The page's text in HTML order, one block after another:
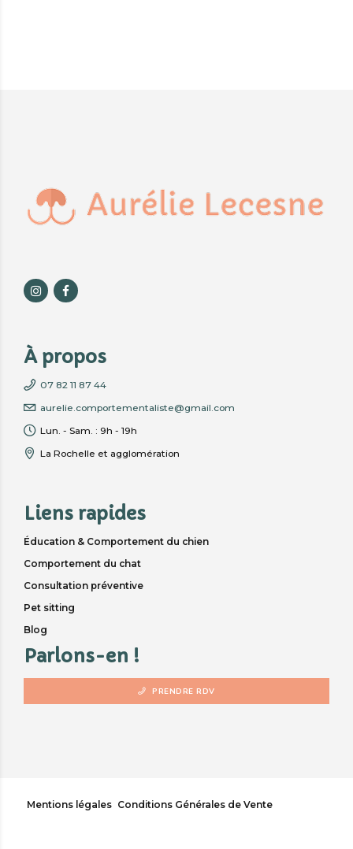
À propos
07 82 11 87 44
aurelie.comportementaliste@gmail.com
Lun. - Sam. : 9h - 19h
La Rochelle et agglomération
Liens rapides
Éducation & Comportement du chien
Comportement du chat
Consultation préventive
Pet sitting
Blog
Parlons-en !
PRENDRE RDV
Mentions légales Conditions Générales de Vente